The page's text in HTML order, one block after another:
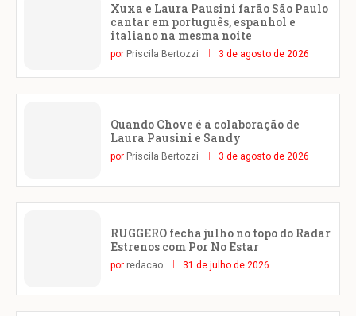
Xuxa e Laura Pausini farão São Paulo
cantar em português, espanhol e
italiano na mesma noite
por Priscila Bertozzi 3 de agosto de 2026
Quando Chove é a colaboração de
Laura Pausini e Sandy
por Priscila Bertozzi 3 de agosto de 2026
RUGGERO fecha julho no topo do Radar
Estrenos com Por No Estar
por redacao 31 de julho de 2026